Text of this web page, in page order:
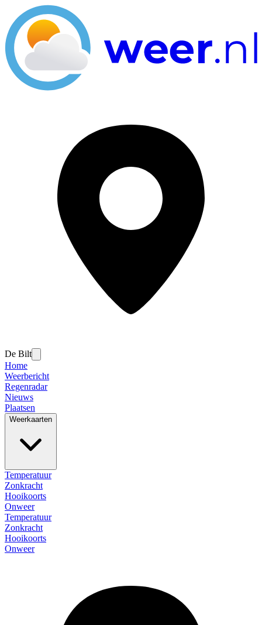
De Bilt
Home
Weerbericht
Regenradar
Nieuws
Plaatsen
Weerkaarten
Temperatuur
Zonkracht
Hooikoorts
Onweer
Temperatuur
Zonkracht
Hooikoorts
Onweer